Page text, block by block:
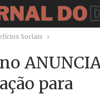
Sociais
para